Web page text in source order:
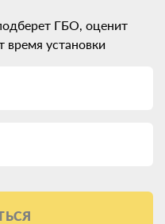
ГБО, оценит
установки